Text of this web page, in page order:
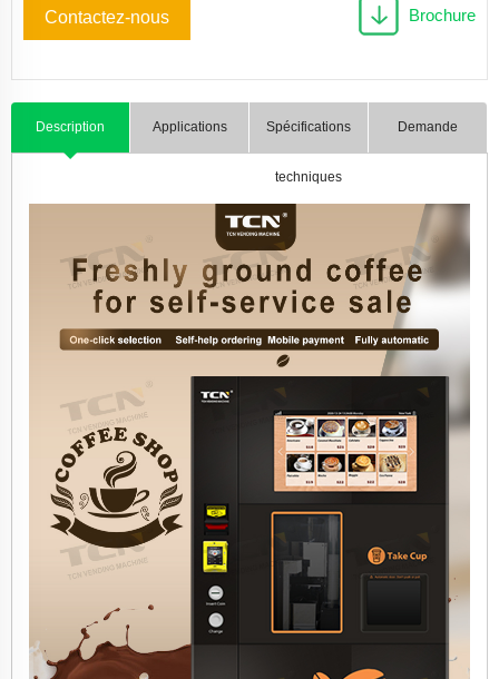
Contactez-nous Brochure
Description Applications Spécifications
techniques
Demande